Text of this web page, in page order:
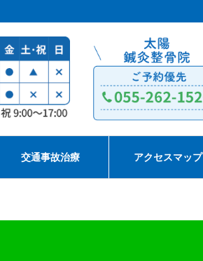
交通事故治療 アクセスマップ